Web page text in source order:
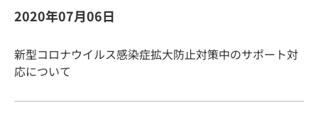
2020年07月06日
新型コロナウイルス感染症拡大防止対策中のサポート対
応について